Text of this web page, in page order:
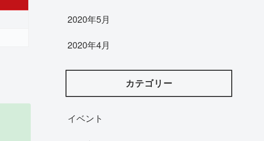
2020年5月
2020年4月
カテゴリー
イベント